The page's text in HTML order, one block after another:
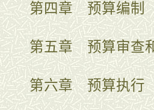
第四章 预算编制
第五章 预算审查
第六章 预算执行